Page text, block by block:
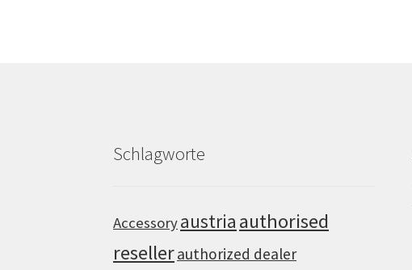
Schlagworte
Accessoryaustria authorised
resellerauthorized dealer